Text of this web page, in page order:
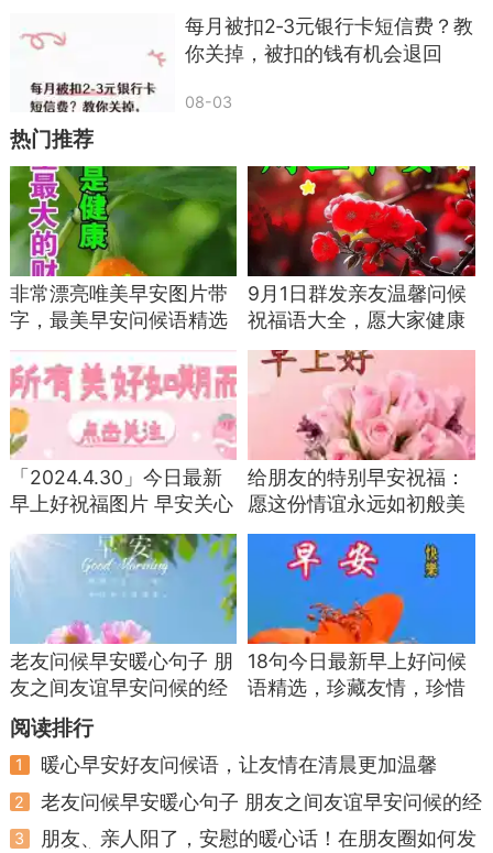
每月被扣2‑3元银行卡短信费？教
你关掉，被扣的钱有机会退回
08-03
热门推荐
非常漂亮唯美早安图片带
字，最美早安问候语精选
关心亲友祝福语
9月1日群发亲友温馨问候
祝福语大全，愿大家健康
快乐，周五愉快！
「2024.4.30」今日最新
早上好祝福图片 早安关心
朋友的问候语
给朋友的特别早安祝福：
愿这份情谊永远如初般美
好
老友问候早安暖心句子 朋
友之间友谊早安问候的经
典句子
18句今日最新早上好问候
语精选，珍藏友情，珍惜
阅读排行
1 暖心早安好友问候语，让友情在清晨更加温馨
2
老友问候早安暖心句子 朋友之间友谊早安问候的经
3
朋友、亲人阳了，安慰的暖心话！在朋友圈如何发